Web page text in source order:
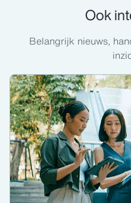
Ook
Belangrijk nieuws,